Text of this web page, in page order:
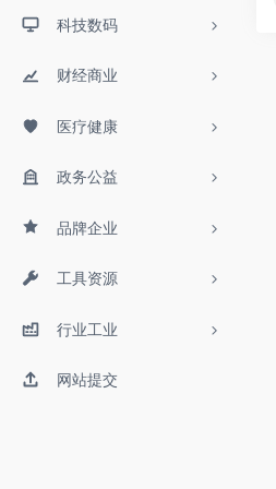
科技数码
财经商业
医疗健康
政务公益
品牌企业
工具资源
行业工业
网站提交